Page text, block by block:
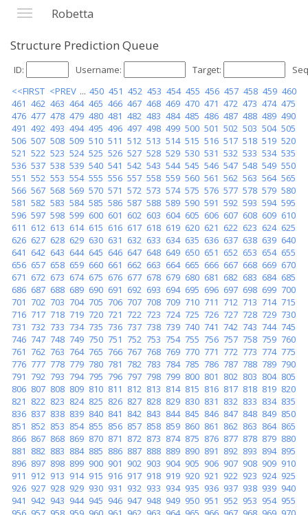
Robetta
Structure Prediction Queue
ID: Username: Target:
<<FIRST <PREV ... 450 451 452 453 454 455 456 457 458 459 460
461 462 463 464 465 466 467 468 469 470 471 472 473 474 475
476 477 478 479 480 481 482 483 484 485 486 487 488 489 490
491 492 493 494 495 496 497 498 499 500 501 502 503 504 505
506 507 508 509 510 511 512 513 514 515 516 517 518 519 520
521 522 523 524 525 526 527 528 529 530 531 532 533 534 535
536 537 538 539 540 541 542 543 544 545 546 547 548 549 550
551 552 553 554 555 556 557 558 559 560 561 562 563 564 565
566 567 568 569 570 571 572 573 574 575 576 577 578 579 580
581 582 583 584 585 586 587 588 589 590 591 592 593 594 595
596 597 598 599 600 601 602 603 604 605 606 607 608 609 610
611 612 613 614 615 616 617 618 619 620 621 622 623 624 625
626 627 628 629 630 631 632 633 634 635 636 637 638 639 640
641 642 643 644 645 646 647 648 649 650 651 652 653 654 655
656 657 658 659 660 661 662 663 664 665 666 667 668 669 670
671 672 673 674 675 676 677 678 679 680 681 682 683 684 685
686 687 688 689 690 691 692 693 694 695 696 697 698 699 700
701 702 703 704 705 706 707 708 709 710 711 712 713 714 715
716 717 718 719 720 721 722 723 724 725 726 727 728 729 730
731 732 733 734 735 736 737 738 739 740 741 742 743 744 745
746 747 748 749 750 751 752 753 754 755 756 757 758 759 760
761 762 763 764 765 766 767 768 769 770 771 772 773 774 775
776 777 778 779 780 781 782 783 784 785 786 787 788 789 790
791 792 793 794 795 796 797 798 799 800 801 802 803 804 805
806 807 808 809 810 811 812 813 814 815 816 817 818 819 820
821 822 823 824 825 826 827 828 829 830 831 832 833 834 835
836 837 838 839 840 841 842 843 844 845 846 847 848 849 850
851 852 853 854 855 856 857 858 859 860 861 862 863 864 865
866 867 868 869 870 871 872 873 874 875 876 877 878 879 880
881 882 883 884 885 886 887 888 889 890 891 892 893 894 895
896 897 898 899 900 901 902 903 904 905 906 907 908 909 910
911 912 913 914 915 916 917 918 919 920 921 922 923 924 925
926 927 928 929 930 931 932 933 934 935 936 937 938 939 940
941 942 943 944 945 946 947 948 949 950 951 952 953 954 955